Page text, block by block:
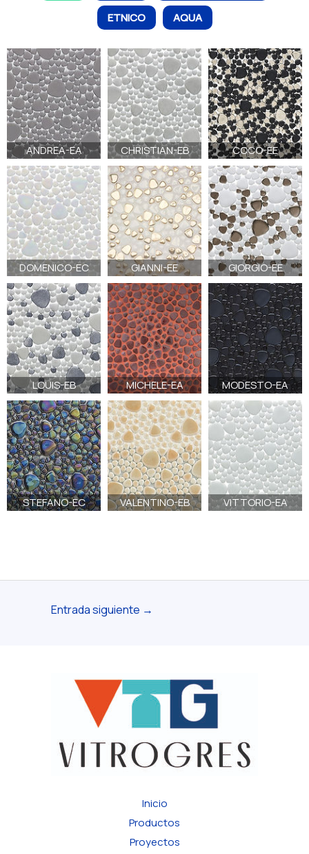
ETNICO
AQUA
ANDREA-EA CHRISTIAN-EB COCO-EE
DOMENICO-EC GIANNI-EE GIORGIO-EE
LOUIS-EB MICHELE-EA MODESTO-EA
STEFANO-EC VALENTINO-EB VITTORIO-EA
Entrada siguiente →
Inicio
Productos
Proyectos